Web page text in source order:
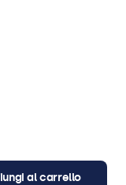
al carrello